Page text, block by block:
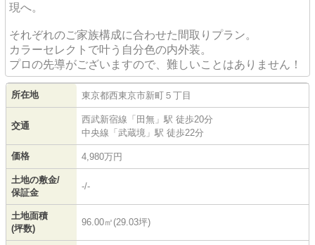
現へ。
それぞれのご家族構成に合わせた間取りプラン。
カラーセレクトで叶う自分色の内外装。
プロの先導がございますので、難しいことはありません！
所在地 東京都西東京市新町 ５丁目
交通
西武新宿線 「田無 」駅 徒歩20分
中央線 「武蔵境 」駅 徒歩22分
価格 4,980万円
土地の敷金/
保証金
-/-
土地面積
(坪数)
96.00㎡(29.03坪)